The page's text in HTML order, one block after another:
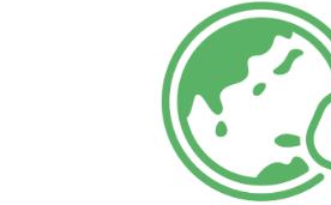
候不佳的情況下，國民信託組織的
已，為了來見學的學生團體而應接
上，親子嬉戲成群；外地參訪團體
農莊與建築而驚喜不已，一面也為
嘆著。此外有相當多的傳統英式民
式多為覆上石板、茅草屋頂的傳統
mansion houses with slat